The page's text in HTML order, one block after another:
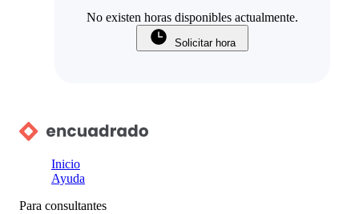
No existen horas disponibles actualmente.
Solicitar hora
Inicio
Ayuda
Para consultantes